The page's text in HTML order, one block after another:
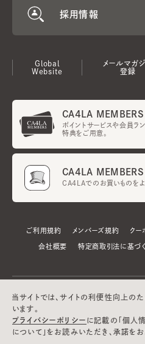
採用情報
Global
Website
メールマガ
登録
CA4LA MEMBERS
ポイントサービスや会員ラ
特典をご用意。
CA4LA MEMBERS
CA4LAでのお買いものをよ
ご利用規約 メンバーズ規約 クー
会社概要 特定商取引法に基づ
当サイトでは、サイトの利便性向上の
います。
プライバシーポリシー に記載の「個人
について」をお読みいただき、承諾をお